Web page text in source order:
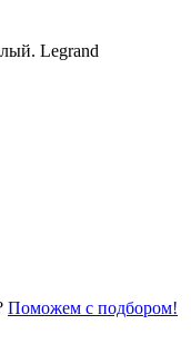
Поможем с подбором!